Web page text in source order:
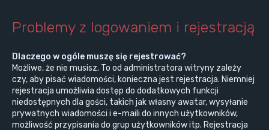
Problemy z logowaniem i rejestracją
Dlaczego w ogóle muszę się rejestrować?
Możliwe, że nie musisz. To od administratora witryny zależy
czy, aby pisać wiadomości, konieczna jest rejestracja. Niemniej
rejestracja umożliwia dostęp do dodatkowych funkcji
niedostępnych dla gości, takich jak własny awatar, wysyłanie
prywatnych wiadomości i e-maili do innych użytkowników,
możliwość przypisania do grup użytkowników itp. Rejestracja